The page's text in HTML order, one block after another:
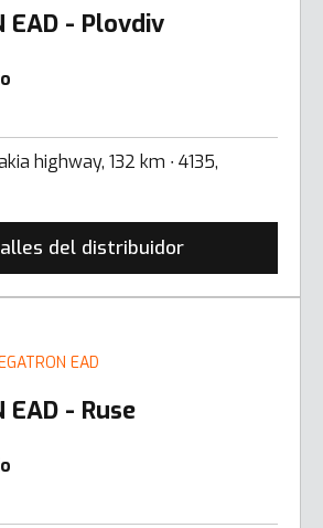
EAD - Plovdiv
highway, 132 km ∙ 4135,
del distribuidor
EAD
EAD - Ruse